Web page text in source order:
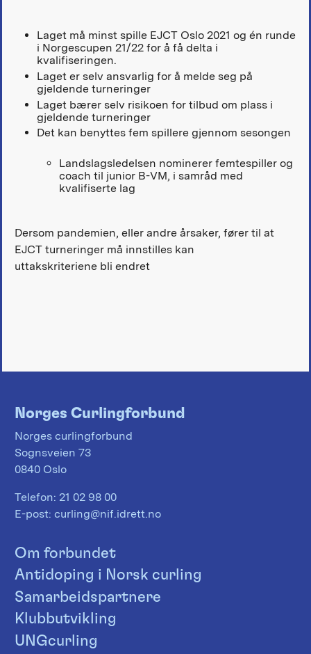
Laget må minst spille EJCT Oslo 2021 og én runde
i Norgescupen 21/22 for å få delta i
kvalifiseringen.
Laget er selv ansvarlig for å melde seg på
gjeldende turneringer
Laget bærer selv risikoen for tilbud om plass i
gjeldende turneringer
Det kan benyttes fem spillere gjennom sesongen
Landslagsledelsen nominerer femtespiller og
coach til junior B-VM, i samråd med
kvalifiserte lag
Dersom pandemien, eller andre årsaker, fører til at
EJCT turneringer må innstilles kan
uttakskriteriene bli endret
Norges Curlingforbund
Norges curlingforbund
Sognsveien 73
0840 Oslo
Telefon: 21 02 98 00
E-post: curling@nif.idrett.no
Om forbundet
Antidoping i Norsk curling
Samarbeidspartnere
Klubbutvikling
UNGcurling